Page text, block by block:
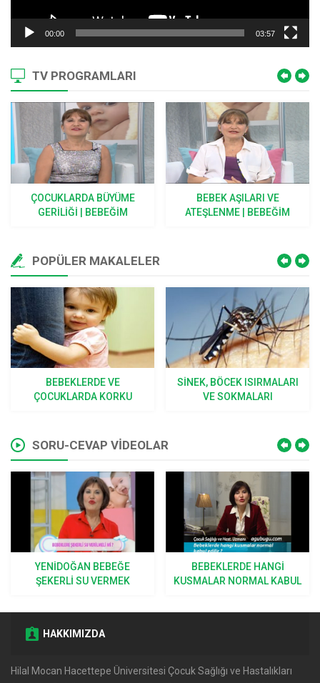
00:00 03:57
TV PROGRAMLARI
ÇOCUKLARDA BÜYÜME
GERILIĞI | BEBEĞIM
BEBEK AŞILARI VE
ATEŞLENME | BEBEĞIM
POPÜLER MAKALELER
BEBEKLERDE VE
ÇOCUKLARDA KORKU
SINEK, BÖCEK ISIRMALARI
VE SOKMALARI
SORU-CEVAP VİDEOLAR
YENIDOĞAN BEBEĞE
ŞEKERLI SU VERMEK
BEBEKLERDE HANGI
KUSMALAR NORMAL KABUL
HAKKIMIZDA
Hilal Mocan Hacettepe Üniversitesi Çocuk Sağlığı ve Hastalıkları